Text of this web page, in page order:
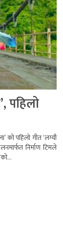
पहिलो
को पहिलो गीत ‘लग्यौ
निर्माण टिमले